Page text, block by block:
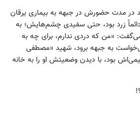
در مدت حضورش در جبهه به بیماری یرقان
زرد بود، حتی سفیدی چشم‌هایش؛ به
«من که دردی ندارم، برای چه به
می‌خواست به جبهه برود، شهید «مصطفی
بود، با دیدن وضعیتش او را به خانه